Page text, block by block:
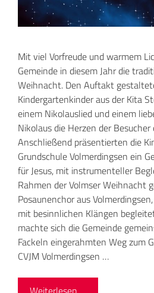
Mit viel Vorfreude und warmem
Gemeinde in diesem Jahr die
Weihnacht. Den Auftakt
Kindergartenkinder aus der Kita
einem Nikolauslied und einem
Nikolaus die Herzen der
Anschließend präsentierten die
Grundschule Volmerdingsen ein
für Jesus, mit instrumenteller
Rahmen der Volmser Weihnacht
Posaunenchor aus
mit besinnlichen Klängen
machte sich die Gemeinde
Fackeln eingerahmten Weg zum
CVJM Volmerdingsen …